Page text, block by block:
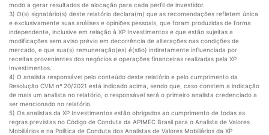
modo a gerar resultados de alocação para cada perfil de investidor.
3) O(s) signatário(s) deste relatório declara(m) que as recomendações refletem única
e exclusivamente suas análises e opiniões pessoais, que foram produzidas de forma
independente, inclusive em relação à XP Investimentos e que estão sujeitas a
modificações sem aviso prévio em decorrência de alterações nas condições de
mercado, e que sua(s) remuneração(es) é(são) indiretamente influenciada por
receitas provenientes dos negócios e operações financeiras realizadas pela XP
Investimentos.
4) O analista responsável pelo conteúdo deste relatório e pelo cumprimento da
Resolução CVM nº 20/2021 está indicado acima, sendo que, caso constem a indicação
de mais um analista no relatório, o responsável será o primeiro analista credenciado a
ser mencionado no relatório.
5) Os analistas da XP Investimentos estão obrigados ao cumprimento de todas as
regras previstas no Código de Conduta da APIMEC Brasil para o Analista de Valores
Mobiliários e na Política de Conduta dos Analistas de Valores Mobiliários da XP